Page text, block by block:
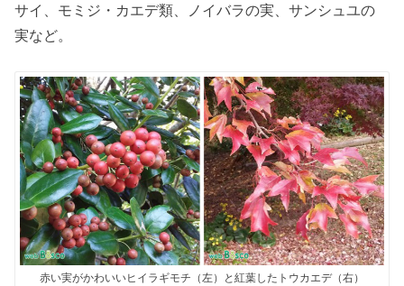
サイ、モミジ・カエデ類、ノイバラの実、サンシュユの
実など。
赤い実がかわいいヒイラギモチ（左）と紅葉したトウカエデ（右）